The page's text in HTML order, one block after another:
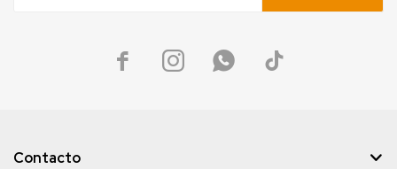
   
Contacto